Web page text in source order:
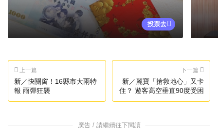
投票去
上一篇
新／快關窗！16縣市大雨特
報 雨彈狂襲
下一篇
新／麗寶「搶救地心」又卡
住？ 遊客高空垂直90度受困
廣告 / 請繼續往下閱讀